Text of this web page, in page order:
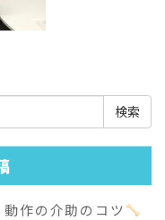
の介助のコツ